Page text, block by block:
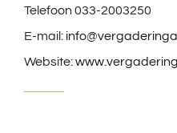
Telefoon 033-2003250
E-mail:
Website: